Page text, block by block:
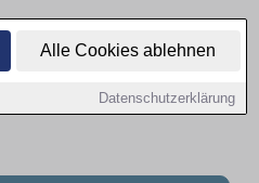
Alle Cookies ablehnen
Datenschutzerklärung
Nenzingen im
keine
in Orsingen-